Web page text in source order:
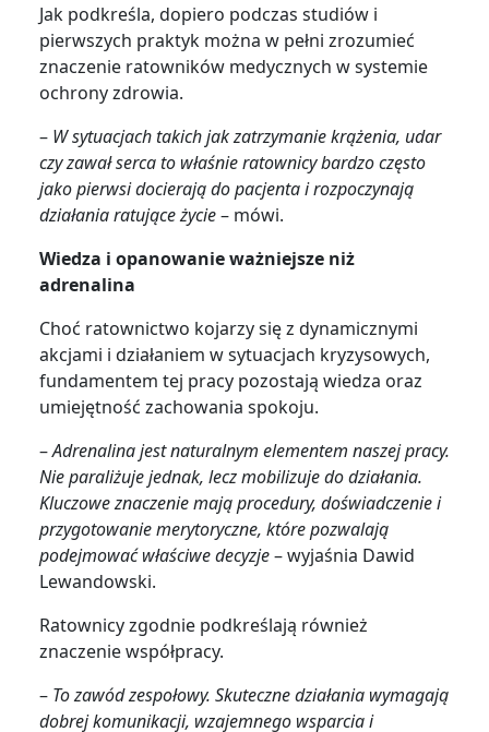
Jak podkreśla, dopiero podczas studiów i
pierwszych praktyk można w pełni zrozumieć
znaczenie ratowników medycznych w systemie
ochrony zdrowia.
– W sytuacjach takich jak zatrzymanie krążenia, udar
czy zawał serca to właśnie ratownicy bardzo często
jako pierwsi docierają do pacjenta i rozpoczynają
działania ratujące życie– mówi.
Wiedza i opanowanie ważniejsze niż
adrenalina
Choć ratownictwo kojarzy się z dynamicznymi
akcjami i działaniem w sytuacjach kryzysowych,
fundamentem tej pracy pozostają wiedza oraz
umiejętność zachowania spokoju.
–Adrenalina jest naturalnym elementem naszej pracy.
Nie paraliżuje jednak, lecz mobilizuje do działania.
Kluczowe znaczenie mają procedury, doświadczenie i
przygotowanie merytoryczne, które pozwalają
podejmować właściwe decyzje– wyjaśnia Dawid
Lewandowski.
Ratownicy zgodnie podkreślają również
znaczenie współpracy.
– To zawód zespołowy. Skuteczne działania wymagają
dobrej komunikacji, wzajemnego wsparcia i